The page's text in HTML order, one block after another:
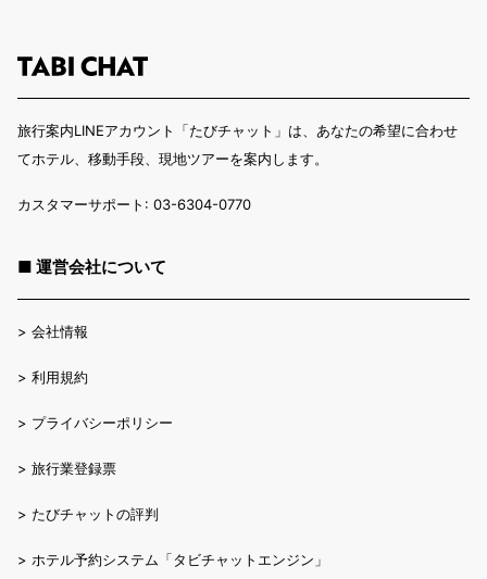
旅行案内LINEアカウント「たびチャット」は、あなたの希望に合わせ
てホテル、移動手段、現地ツアーを案内します。
カスタマーサポート: 03-6304-0770
■ 運営会社について
> 会社情報
> 利用規約
> プライバシーポリシー
> 旅行業登録票
> たびチャットの評判
> ホテル予約システム「タビチャットエンジン」